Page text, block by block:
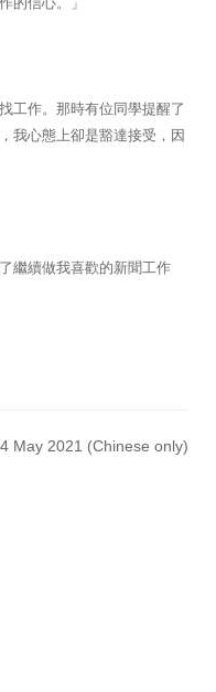
工作。那時有位同學提醒了
我心態上卻是豁達接受，因
繼續做我喜歡的新聞工作
May 2021 (Chinese only)